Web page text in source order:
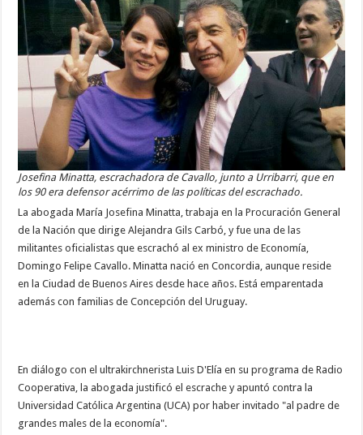
Josefina Minatta, escrachadora de Cavallo, junto a Urribarri, que en
los 90 era defensor acérrimo de las políticas del escrachado.
La abogada María Josefina Minatta, trabaja en la Procuración General
de la Nación que dirige Alejandra Gils Carbó, y fue una de las
militantes oficialistas que escrachó al ex ministro de Economía,
Domingo Felipe Cavallo. Minatta nació en Concordia, aunque reside
en la Ciudad de Buenos Aires desde hace años. Está emparentada
además con familias de Concepción del Uruguay.
En diálogo con el ultrakirchnerista Luis D'Elía en su programa de Radio
Cooperativa, la abogada justificó el escrache y apuntó contra la
Universidad Católica Argentina (UCA) por haber invitado "al padre de
grandes males de la economía".